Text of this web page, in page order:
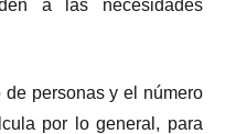
a las necesidades
personas y el número
por lo general, para